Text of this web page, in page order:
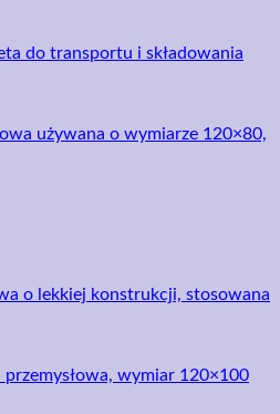
używana o wymiarze 120×80,
wymiar 120×100